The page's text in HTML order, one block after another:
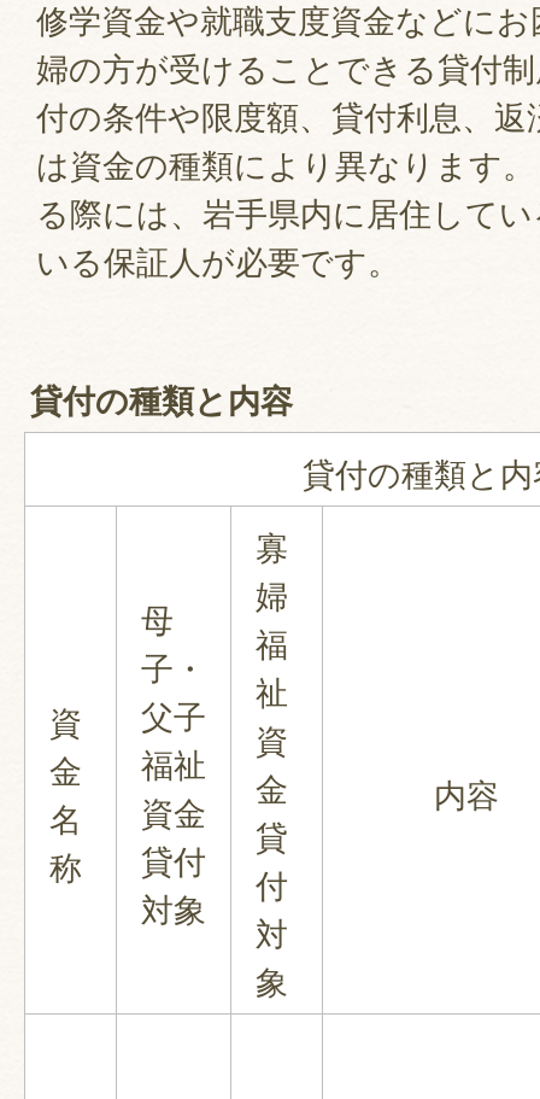
修学資金や就職支度資金などに
婦の方が受けることできる貸付
付の条件や限度額、貸付利息、
は資金の種類により異なります
る際には、岩手県内に居住して
いる保証人が必要です。
貸付の種類と内容
貸付の種類と
資
金
名
称
母
子・
父子
福祉
資金
貸付
対象
寡
婦
福
祉
資
金
貸
付
対
象
内容